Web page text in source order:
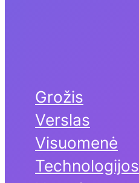
Grožis
Verslas
Visuomenė
Technologijos